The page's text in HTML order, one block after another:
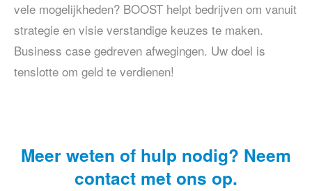
vele mogelijkheden? BOOST helpt bedrijven om vanuit
strategie en visie verstandige keuzes te maken.
Business case gedreven afwegingen. Uw doel is
tenslotte om geld te verdienen!
Meer weten of hulp nodig? Neem
contact met ons op.